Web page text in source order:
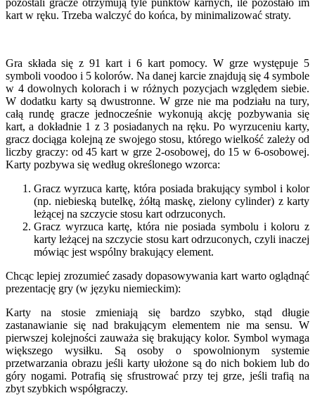
kart w ręku. Trzeba walczyć do końca, by minimalizować straty.
Gra składa się z 91 kart i 6 kart pomocy. W grze występuje 5
symboli voodoo i 5 kolorów. Na danej karcie znajdują się 4 symbole
w 4 dowolnych kolorach i w różnych pozycjach względem siebie.
W dodatku karty są dwustronne. W grze nie ma podziału na tury,
całą rundę gracze jednocześnie wykonują akcję pozbywania się
kart, a dokładnie 1 z 3 posiadanych na ręku. Po wyrzuceniu karty,
gracz dociąga kolejną ze swojego stosu, którego wielkość zależy od
liczby graczy: od 45 kart w grze 2-osobowej, do 15 w 6-osobowej.
Karty pozbywa się według określonego wzorca:
Gracz wyrzuca kartę, która posiada brakujący symbol i kolor
(np. niebieską butelkę, żółtą maskę, zielony cylinder) z karty
leżącej na szczycie stosu kart odrzuconych.
Gracz wyrzuca kartę, która nie posiada symbolu i koloru z
karty leżącej na szczycie stosu kart odrzuconych, czyli inaczej
mówiąc jest wspólny brakujący element.
Chcąc lepiej zrozumieć zasady dopasowywania kart warto oglądnąć
prezentację gry (w języku niemieckim):
Karty na stosie zmieniają się bardzo szybko, stąd długie
zastanawianie się nad brakującym elementem nie ma sensu. W
pierwszej kolejności zauważa się brakujący kolor. Symbol wymaga
większego wysiłku. Są osoby o spowolnionym systemie
przetwarzania obrazu jeśli karty ułożone są do nich bokiem lub do
góry nogami. Potrafią się sfrustrować przy tej grze, jeśli trafią na
zbyt szybkich współgraczy.